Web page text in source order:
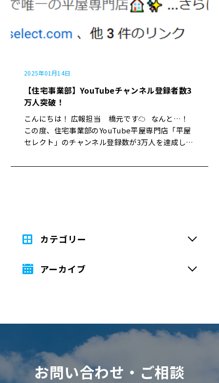
2025年01月14日
【住宅事業部】YouTubeチャンネル登録者数3
万人突破！
こんにちは！ 広報担当 橋元です☁︎ なんと…！
この度、住宅事業部のYouTube平屋専門店「平屋
セレクト」のチャンネル登録数が3万人を達成しま
画や、お家づくりに役立つノウハウ動画を、 毎週
カテゴリー
アーカイブ
お問い合わせ・ご相談